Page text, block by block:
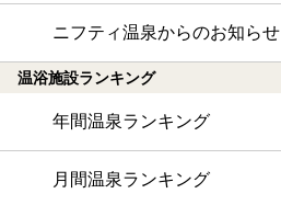
ニフティ温泉からのお知らせ
温浴施設ランキング
年間温泉ランキング
月間温泉ランキング